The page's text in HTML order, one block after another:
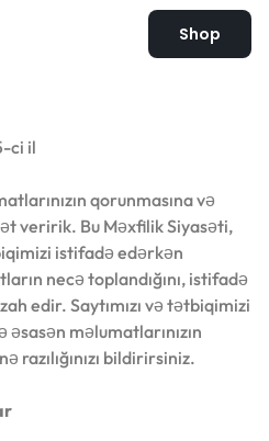
Shop
ci il
qorunmasına və
veririk. Bu Məxfilik Siyasəti,
istifadə edərkən
necə toplandığını, istifadə
edir. Saytımızı və tətbiqimizi
məlumatlarınızın
razılığınızı bildirirsiniz.